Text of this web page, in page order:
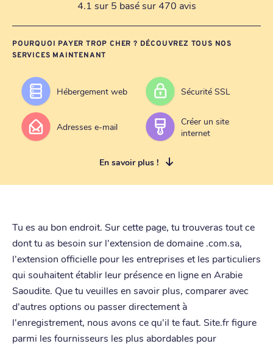
4.1 sur 5 basé sur 470 avis
POURQUOI PAYER TROP CHER ? DÉCOUVREZ TOUS NOS
SERVICES MAINTENANT
Hébergement web Sécurité SSL
Adresses e-mail
Créer un site
internet
En savoir plus !
Tu es au bon endroit. Sur cette page, tu trouveras tout ce
dont tu as besoin sur l'extension de domaine .com.sa,
l'extension officielle pour les entreprises et les particuliers
qui souhaitent établir leur présence en ligne en Arabie
Saoudite. Que tu veuilles en savoir plus, comparer avec
d'autres options ou passer directement à
l'enregistrement, nous avons ce qu'il te faut. Site.fr figure
parmi les fournisseurs les plus abordables pour